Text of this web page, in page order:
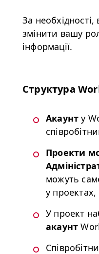
За
змінити вашу
інформації.
Структура
Акаунт у
Проекти
можуть
у проектах,
У проект
акаунт